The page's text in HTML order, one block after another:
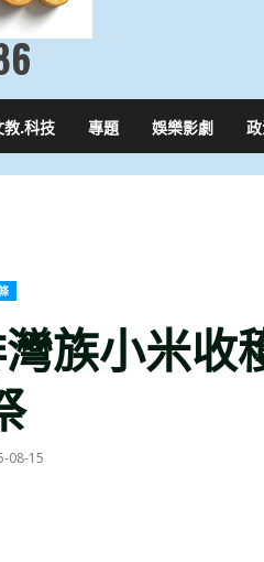
教.科技 專題 娛樂影劇
灣族小米
08-15